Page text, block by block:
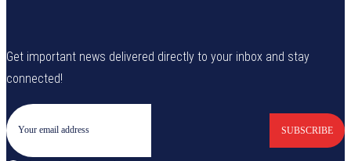
Get important news delivered directly to your inbox and stay
connected!
SUBSCRIBE